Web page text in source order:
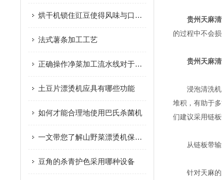
烘干机锁住豇豆使得风味与口感 令人回味无穷
法式薯条加工工艺
正确操作净菜加工流水线对于保证食品安全和质量至关重要
土豆片漂烫机应具有哪些功能
如何才能合理地使用巴氏杀菌机
一文带您了解山野菜漂烫机保养法
豆角的杀青护色采用哪种设备
贵州天麻
的过程中不会
贵州天麻
浸泡清洗机的
堆积，有助于
们建议采用链
从链板带输
针对天麻的加